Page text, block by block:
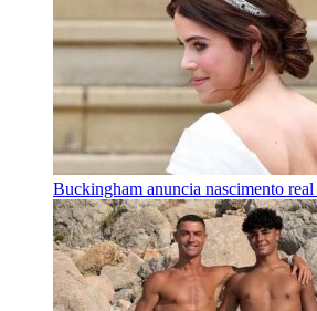
Buckingham anuncia nascimento